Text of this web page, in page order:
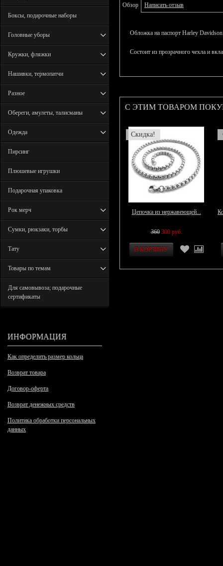
Боксы, подарочные наборы
Головные уборы
Кружки, фляжки
Нашивки, термопатчи
Разное
Обереги, амулеты, талисманы
Одежда
Пирсинг
Плюшевые игрушки
Подарочная упаковка
Рок мерч
Сумки, рюкзаки, торбы
Тату
Товары по темам
Для самовывоза; подарочные
сертификаты
ИНФОРМАЦИЯ
Как определить размер кольца
Возврат товара
Договор-оферта
Возврат денежных средств
Политика обработки персональных
данных
Обзор Написать отзыв
Обложка на паспорт Harley
Состоит из прозрачного чехла и
С ЭТИМ ТОВАРОМ
Скидка!
Цепочка из нержавеющей...
360 300 руб.